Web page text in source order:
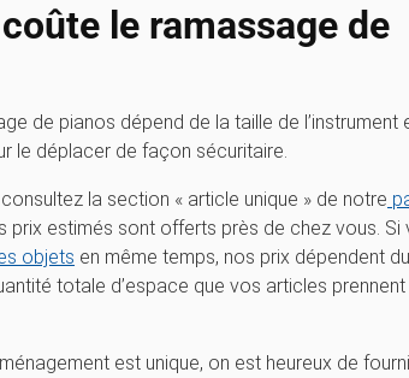
le ramassage de
de pianos dépend de la taille de l’instrument
le déplacer de façon sécuritaire.
la section « article unique » de notre
prix estimés sont offerts près de chez vous. Si
objets en même temps, nos prix dépendent
totale d’espace que vos articles
est unique, on est heureux de